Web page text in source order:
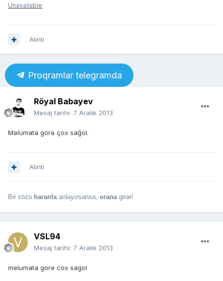
Unavailable
Alıntı
Proqramlar telegramda
Röyal Babayev
Mesaj tarihi: 7 Aralık 2013
Məlumata görə çox sağol.
Alıntı
Bir sözü haranla anlayırsansa, orana girər!
VSL94
Mesaj tarihi: 7 Aralık 2013
melumata gore cox sagol